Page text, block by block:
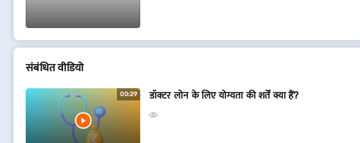
संबं​धित वीडियो
00:29 डॉक्टर लोन के लिए योग्यता की शर्तें क्या हैं?